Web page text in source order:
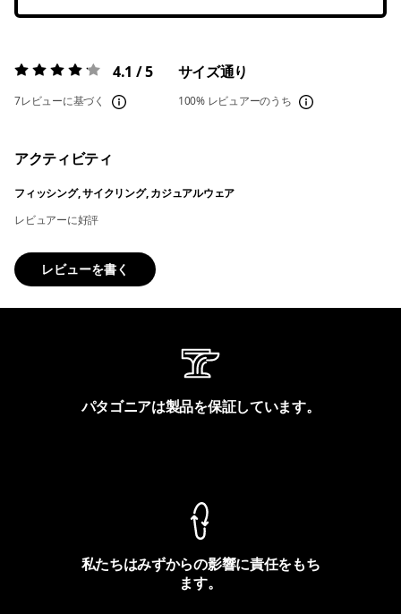
評価:4.1 / 5 4.1 / 5
7レビューに基づく
サイズ通り
100% レビュアーのうち
アクティビティ
フィッシング, サイクリング, カジュアルウェア
レビュアーに好評
レビューを書く
パタゴニアは製品を保証しています。
私たちはみずからの影響に責任をもち
ます。